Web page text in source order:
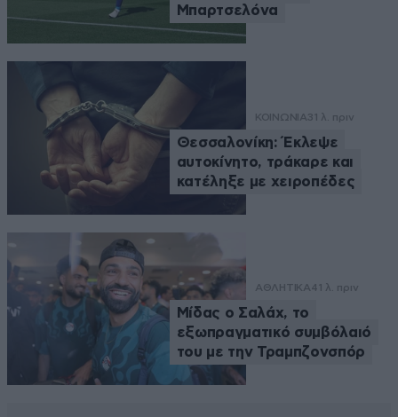
Μπαρτσελόνα
ΚΟΙΝΩΝΙΑ31 λ. πριν
Θεσσαλονίκη: Έκλεψε
αυτοκίνητο, τράκαρε και
κατέληξε με χειροπέδες
ΑΘΛΗΤΙΚΑ41 λ. πριν
Μίδας ο Σαλάχ, το
εξωπραγματικό συμβόλαιό
του με την Τραμπζονσπόρ